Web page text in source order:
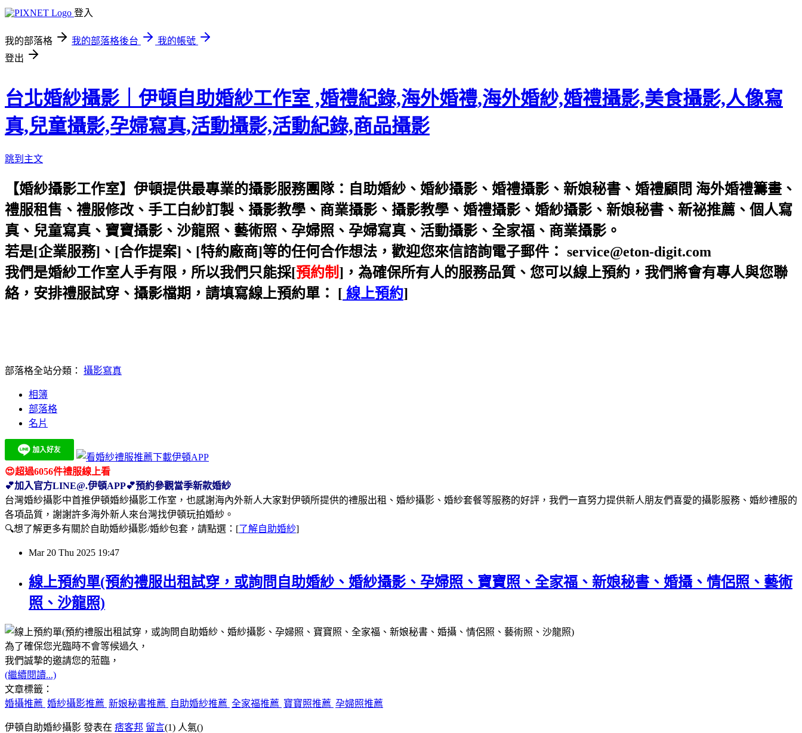
登入
我的部落格 我的部落格後台
我的帳號
登出
台北婚紗攝影｜伊頓自助婚紗工作室 ,婚禮紀錄,海外婚禮,海外婚紗,婚禮攝影,美食攝影,人像寫
真,兒童攝影,孕婦寫真,活動攝影,活動紀錄,商品攝影
跳到主文
【婚紗攝影工作室】伊頓提供最專業的攝影服務團隊： 自助婚紗 、 婚紗攝影 、 婚禮攝影 、 新娘秘書 、 婚禮顧問 海外婚禮籌畫 、
禮服租售 、 禮服修改 、 手工白紗訂製 、 攝影教學 、 商業攝影 、 攝影教學 、 婚禮攝影 、 婚紗攝影 、 新娘秘書 、 新祕推薦 、 個人寫
真 、 兒童寫真 、 寶寶攝影 、 沙龍照 、 藝術照 、 孕婦照 、 孕婦寫真 、 活動攝影 、 全家福 、 商業攝影 。
若是[企業服務]、[合作提案]、[特約廠商]等的任何合作想法，歡迎您來信諮詢電子郵件： service@eton-digit.com
我們是婚紗工作室人手有限，所以我們只能採[預約制 ]，為確保所有人的服務品質、您可以線上預約，我們將會有專人與您聯
絡，安排禮服試穿、攝影檔期，請填寫線上預約單： [ 線上預約]
部落格全站分類： 攝影寫真
相簿
部落格
名片
😍超過6056件禮服線上看
💕加入官方LINE@.伊頓APP💕預約參觀當季新款婚紗
台灣婚紗攝影中首推伊頓婚紗攝影工作室，也感謝海內外新人大家對伊頓所提供的禮服出租、婚紗攝影、婚紗套餐等服務的好評，我們一直努力提供新人朋友們喜愛的攝影服務、婚紗禮服的
各項品質，謝謝許多海外新人來台灣找伊頓玩拍婚紗。
🔍想了解更多有關於自助婚紗攝影/婚紗包套，請點選：[了解自助婚紗]
Mar 20 Thu 2025 19:47
線上預約單(預約禮服出租試穿，或詢問自助婚紗、婚紗攝影、孕婦照、寶寶照、全家福、新娘秘書、婚攝、情侶照、藝術
照、沙龍照)
為了確保您光臨時不會等候過久，
我們誠摯的邀請您的蒞臨，
(繼續閱讀...)
文章標籤：
婚攝推薦 婚紗攝影推薦 新娘秘書推薦 自助婚紗推薦 全家福推薦 寶寶照推薦 孕婦照推薦
伊頓自助婚紗攝影 發表在 痞客邦 留言(1) 人氣()